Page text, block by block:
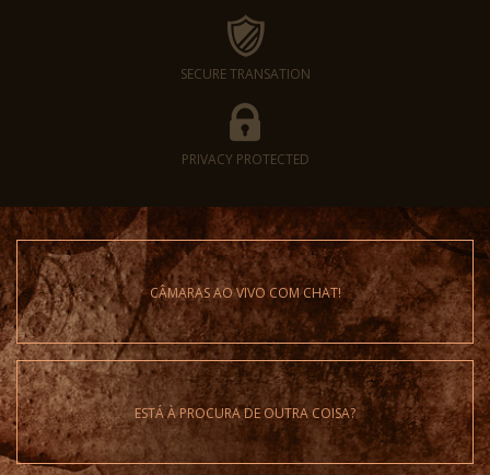
SECURE TRANSATION
PRIVACY PROTECTED
CÂMARAS AO VIVO COM CHAT!
ESTÁ À PROCURA DE OUTRA COISA?